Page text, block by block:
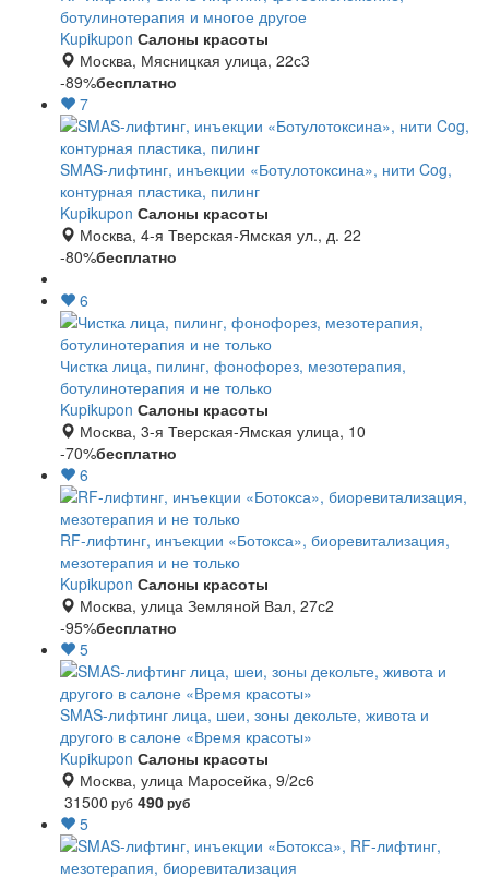
ботулинотерапия и многое другое
Kupikupon Салоны красоты
Москва, Мясницкая улица, 22с3
-89%бесплатно
7
SMAS-лифтинг, инъекции «Ботулотоксина», нити Cog,
контурная пластика, пилинг
Kupikupon Салоны красоты
Москва, 4-я Тверская-Ямская ул., д. 22
-80%бесплатно
6
Чистка лица, пилинг, фонофорез, мезотерапия,
ботулинотерапия и не только
Kupikupon Салоны красоты
Москва, 3-я Тверская-Ямская улица, 10
-70%бесплатно
6
RF-лифтинг, инъекции «Ботокса», биоревитализация,
мезотерапия и не только
Kupikupon Салоны красоты
Москва, улица Земляной Вал, 27с2
-95%бесплатно
5
SMAS-лифтинг лица, шеи, зоны декольте, живота и
другого в салоне «Время красоты»
Kupikupon Салоны красоты
Москва, улица Маросейка, 9/2с6
31500 руб 490руб
5